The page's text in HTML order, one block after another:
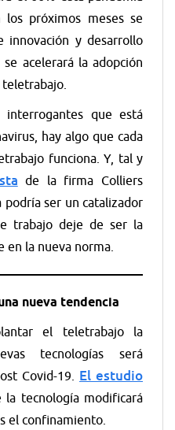
próximos meses se
innovación y desarrollo
acelerará la adopción
que está
hay algo que cada
funciona. Y, tal y
de la firma Colliers
ser un catalizador
trabajo deje de ser la
en la nueva norma.
nueva tendencia
el teletrabajo la
tecnologías será
Covid-19. El estudio
la tecnología modificará
el confinamiento.